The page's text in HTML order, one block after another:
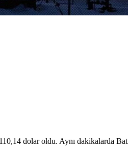
dolar oldu. Aynı dakikalarda